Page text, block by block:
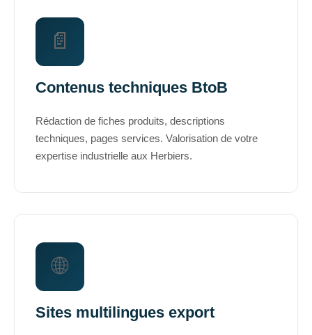
📄
Contenus techniques BtoB
Rédaction de fiches produits, descriptions
techniques, pages services. Valorisation de votre
expertise industrielle aux Herbiers.
🌐
Sites multilingues export